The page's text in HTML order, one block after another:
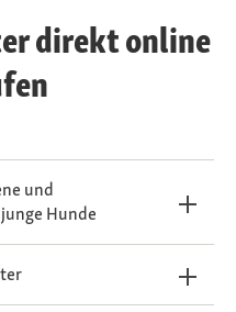
direkt online
und
Hunde